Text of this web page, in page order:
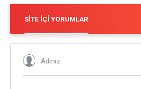
SITE İÇI YORUMLAR